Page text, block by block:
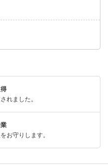
れました。
お守りします。